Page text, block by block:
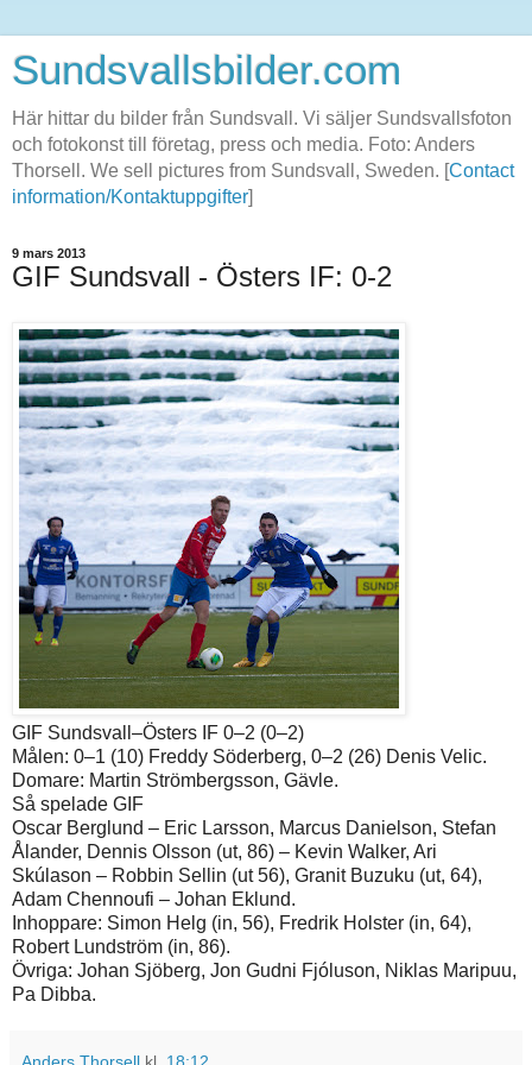
Sundsvallsbilder.com
Här hittar du bilder från Sundsvall. Vi säljer Sundsvallsfoton
och fotokonst till företag, press och media. Foto: Anders
Thorsell. We sell pictures from Sundsvall, Sweden. [Contact
information/Kontaktuppgifter]
9 mars 2013
GIF Sundsvall - Östers IF: 0-2
GIF Sundsvall–Östers IF 0–2 (0–2)
Målen: 0–1 (10) Freddy Söderberg, 0–2 (26) Denis Velic.
Domare: Martin Strömbergsson, Gävle.
Så spelade GIF
Oscar Berglund – Eric Larsson, Marcus Danielson, Stefan
Ålander, Dennis Olsson (ut, 86) – Kevin Walker, Ari
Skúlason – Robbin Sellin (ut 56), Granit Buzuku (ut, 64),
Adam Chennoufi – Johan Eklund.
Inhoppare: Simon Helg (in, 56), Fredrik Holster (in, 64),
Robert Lundström (in, 86).
Övriga: Johan Sjöberg, Jon Gudni Fjóluson, Niklas Maripuu,
Pa Dibba.
Anders Thorsell kl. 18:12